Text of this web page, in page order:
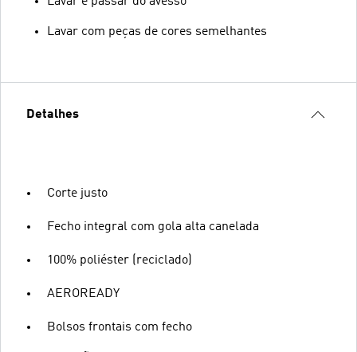
Lavar com peças de cores semelhantes
Detalhes
Corte justo
Fecho integral com gola alta canelada
100% poliéster (reciclado)
AEROREADY
Bolsos frontais com fecho